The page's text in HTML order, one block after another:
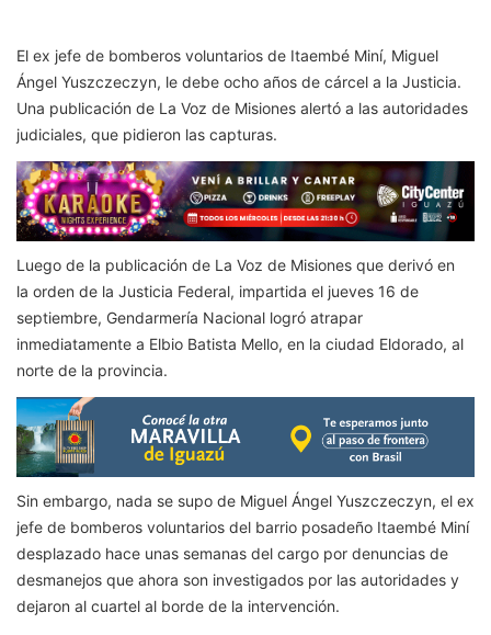
El ex jefe de bomberos voluntarios de Itaembé Miní, Miguel
Ángel Yuszczeczyn, le debe ocho años de cárcel a la Justicia.
Una publicación de La Voz de Misiones alertó a las autoridades
judiciales, que pidieron las capturas.
Luego de la publicación de La Voz de Misiones que derivó en
la orden de la Justicia Federal, impartida el jueves 16 de
septiembre, Gendarmería Nacional logró atrapar
inmediatamente a Elbio Batista Mello, en la ciudad Eldorado, al
norte de la provincia.
Sin embargo, nada se supo de Miguel Ángel Yuszczeczyn, el ex
jefe de bomberos voluntarios del barrio posadeño Itaembé Miní
desplazado hace unas semanas del cargo por denuncias de
desmanejos que ahora son investigados por las autoridades y
dejaron al cuartel al borde de la intervención.